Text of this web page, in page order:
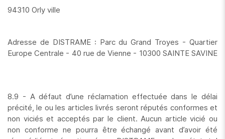
94310 Orly ville
Adresse de DISTRAME : Parc du Grand Troyes - Quartier
Europe Centrale - 40 rue de Vienne - 10300 SAINTE SAVINE
8.9 - A défaut d’une réclamation effectuée dans le délai
précité, le ou les articles livrés seront réputés conformes et
non viciés et acceptés par le client. Aucun article vicié ou
non conforme ne pourra être échangé avant d’avoir été